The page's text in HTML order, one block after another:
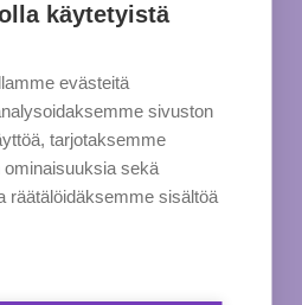
käytetyistä
evästeitä
sivuston
tarjotaksemme
sekä
räätälöidäksemme sisältöä